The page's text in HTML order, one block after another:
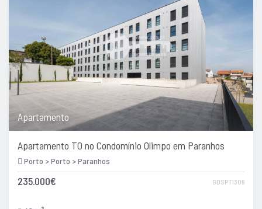
Apartamento
Apartamento T0 no Condomínio Olimpo em Paranhos
Porto > Porto > Paranhos
GDSPT1306
235.000€